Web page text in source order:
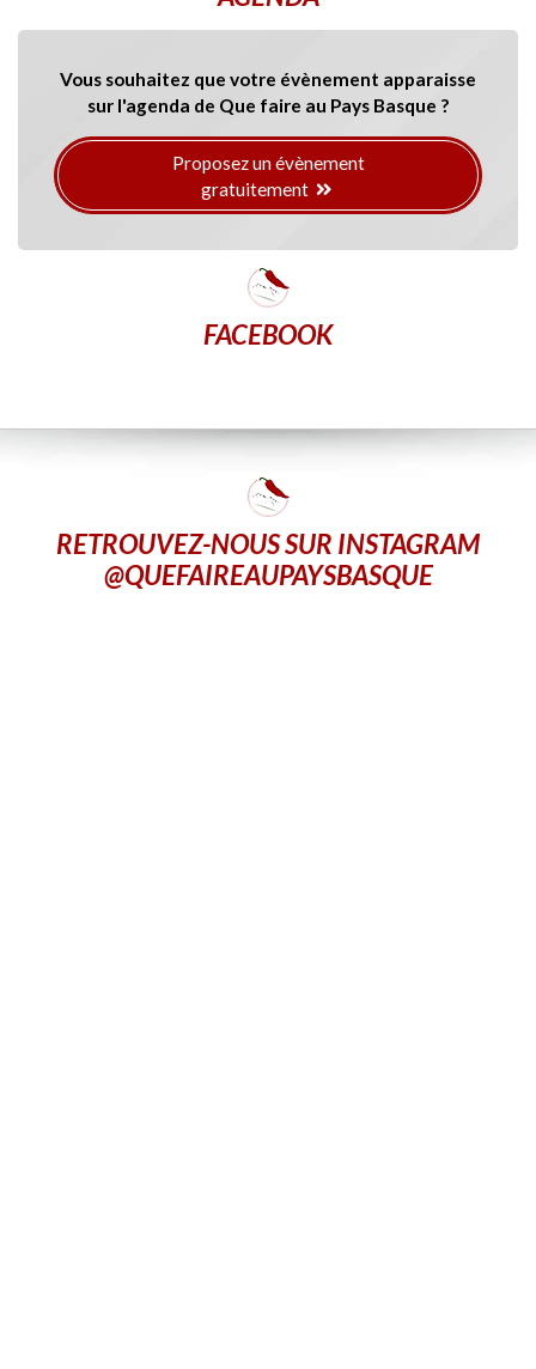
Vous souhaitez que votre évènement apparaisse
sur l'agenda de Que faire au Pays Basque ?
Proposez un évènement
gratuitement
FACEBOOK
RETROUVEZ-NOUS SUR INSTAGRAM
@QUEFAIREAUPAYSBASQUE